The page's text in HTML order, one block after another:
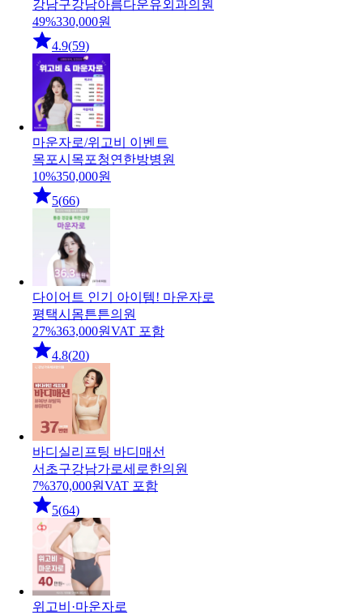
강남구강남아름다운유외과의원
49%330,000원
4.9(59)
마운자로/위고비 이벤트
목포시 목포청연한방병원
10%350,000원
5(66)
다이어트 인기 아이템! 마운자로
평택시 몸튼튼의원
27%363,000원VAT 포함
4.8(20)
바디실리프팅 바디매선
서초구강남가로세로한의원
7%370,000원VAT 포함
5(64)
위고비·마운자로